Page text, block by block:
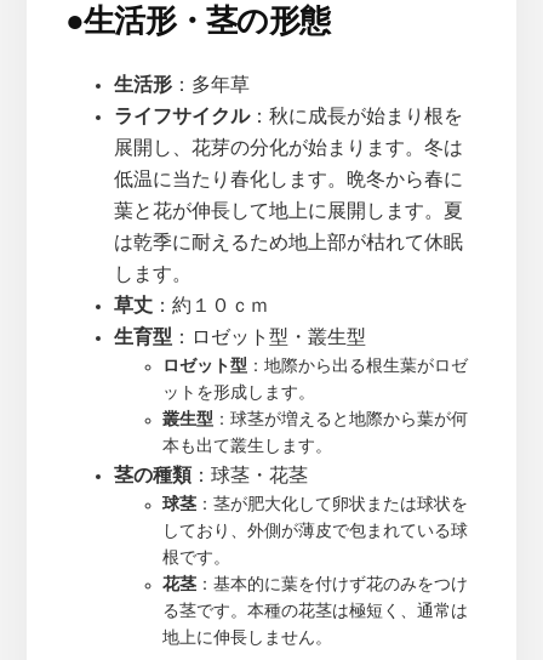
●生活形・茎の形態
生活形：多年草
ライフサイクル：秋に成長が始まり根を
展開し、花芽の分化が始まります。冬は
低温に当たり春化します。晩冬から春に
葉と花が伸長して地上に展開します。夏
は乾季に耐えるため地上部が枯れて休眠
します。
草丈：約１０ｃｍ
生育型 ：ロゼット型・叢生型
ロゼット型 ：地際から出る根生葉がロゼ
ットを形成します。
叢生型 ：球茎が増えると地際から葉が何
本も出て叢生します。
茎の種類 ：球茎・花茎
球茎：茎が肥大化して卵状または球状を
しており、外側が薄皮で包まれている球
根です。
花茎：基本的に葉を付けず花のみをつけ
る茎です。本種の花茎は極短く、通常は
地上に伸長しません。